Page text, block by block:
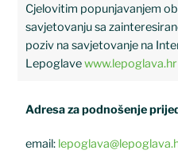
Cjelovitim popunjavanjem
savjetovanju sa
poziv na savjetovanje na
Lepoglavewww.lepoglava.hr
Adresa za podnošenje
email: